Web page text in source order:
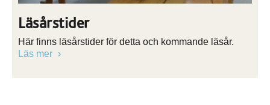
Läsårstider
Här finns läsårstider för detta och kommande läsår.
Läs mer